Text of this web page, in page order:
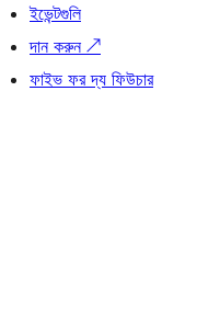
ইভেন্টগুলি
দান করুন ↗
ফাইভ ফর দ্য ফিউচার